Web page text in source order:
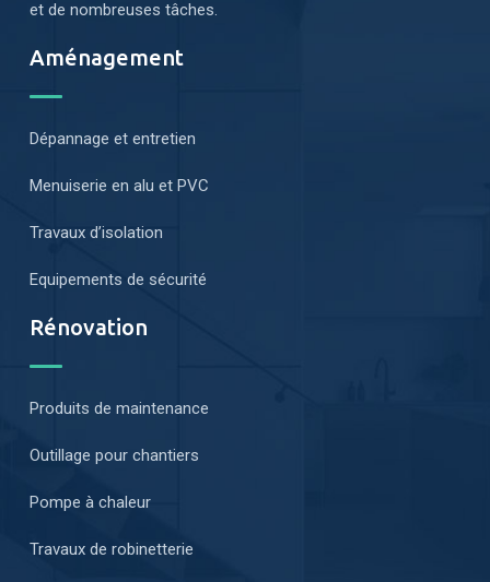
et de nombreuses tâches.
Aménagement
Dépannage et entretien
Menuiserie en alu et PVC
Travaux d’isolation
Equipements de sécurité
Rénovation
Produits de maintenance
Outillage pour chantiers
Pompe à chaleur
Travaux de robinetterie